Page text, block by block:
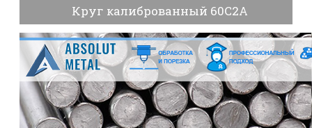
Круг калиброванный 60С2А